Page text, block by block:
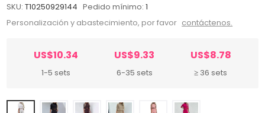
SKU: T10250929144 Pedido mínimo: 1
Personalización y abastecimiento, por favor contáctenos.
US$10.34
1-5 sets
US$9.33
6-35 sets
US$8.78
≥ 36 sets